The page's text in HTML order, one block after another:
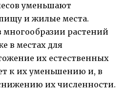
уменьшают
и жилые места.
растений
в местах для
их естественных
к их уменьшению и, в
их численности.